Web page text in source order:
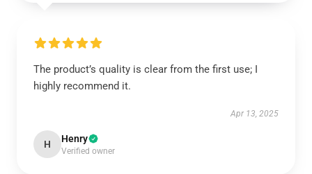
The product’s quality is clear from the first use; I
highly recommend it.
Apr 13, 2025
H Henry
Verified owner